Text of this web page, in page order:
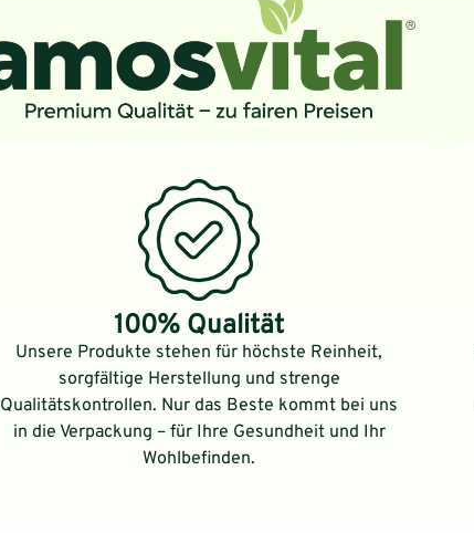
100% Qualität
Unsere Produkte stehen für höchste Reinheit,
sorgfältige Herstellung und strenge
Qualitätskontrollen. Nur das Beste kommt bei uns
in die Verpackung – für Ihre Gesundheit und Ihr
Wohlbefinden.